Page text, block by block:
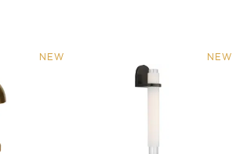
NEW NEW